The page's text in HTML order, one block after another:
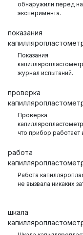
обнаружили перед
эксперимента.
показания
Показания
журнал испытаний.
проверка
Проверка
что прибор работает
работа
Работа
не вызвала никаких
шкала